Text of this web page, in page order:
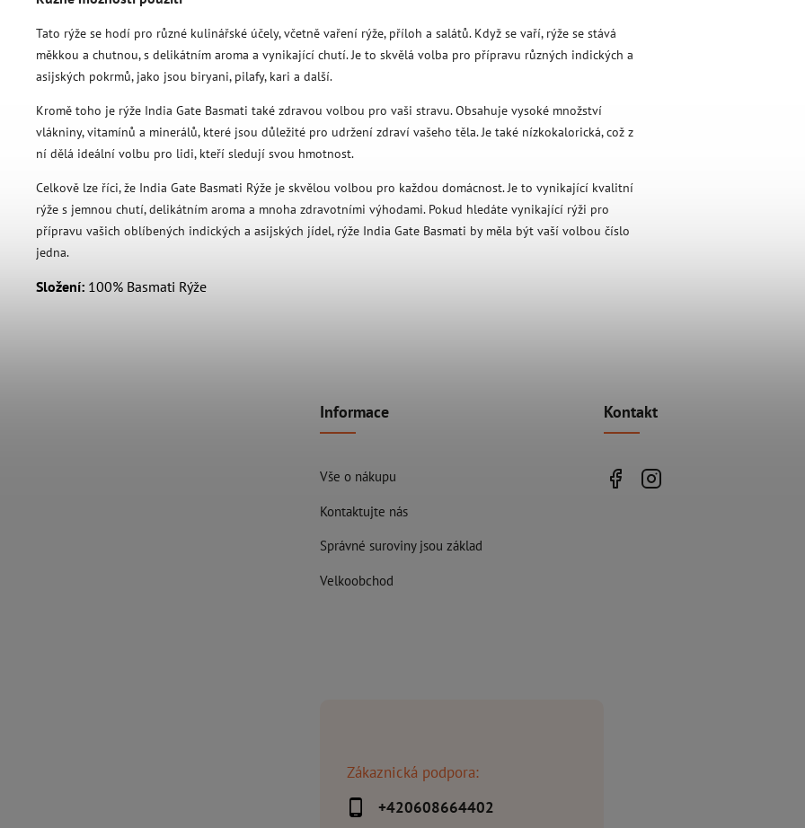
Tato rýže se hodí pro různé kulinářské účely, včetně vaření rýže, příloh a salátů. Když se vaří, rýže se stává
měkkou a chutnou, s delikátním aroma a vynikající chutí. Je to skvělá volba pro přípravu různých indických a
asijských pokrmů, jako jsou biryani, pilafy, kari a další.
Kromě toho je rýže India Gate Basmati také zdravou volbou pro vaši stravu. Obsahuje vysoké množství
vlákniny, vitamínů a minerálů, které jsou důležité pro udržení zdraví vašeho těla. Je také nízkokalorická, což z
ní dělá ideální volbu pro lidi, kteří sledují svou hmotnost.
Celkově lze říci, že India Gate Basmati Rýže je skvělou volbou pro každou domácnost. Je to vynikající kvalitní
rýže s jemnou chutí, delikátním aroma a mnoha zdravotními výhodami. Pokud hledáte vynikající rýži pro
přípravu vašich oblíbených indických a asijských jídel, rýže India Gate Basmati by měla být vaší volbou číslo
jedna.
Složení: 100% Basmati Rýže
Zákaznická podpora:
+420608664402
Informace
Vše o nákupu
Kontaktujte nás
Správné suroviny jsou základ
Velkoobchod
Kontakt